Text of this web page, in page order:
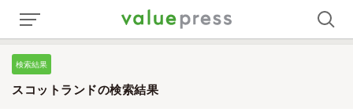
検索結果
スコットランドの検索結果